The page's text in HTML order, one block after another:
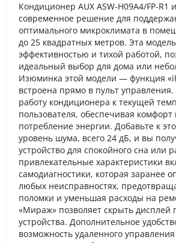
Кондиционер AUX ASW-H09A4/FP-R1
современное решение для
оптимального микроклимата в
до 25 квадратных метров. Эта
эффективностью и тихой работой,
идеальный выбор для дома или
Изюминка этой модели — функция
встроена прямо в пульт
работу кондиционера к текущей
пользователя, обеспечивая
потребление энергии. Добавьте к
уровень шума, всего 24 дБ, и вы
устройство для спокойного сна или
привлекательные характеристики
самодиагностики, которая заранее
любых неисправностях,
поломки и уменьшая расходы на
«Мираж» позволяет скрыть
устройства. Дополнительное
возможность удаленного